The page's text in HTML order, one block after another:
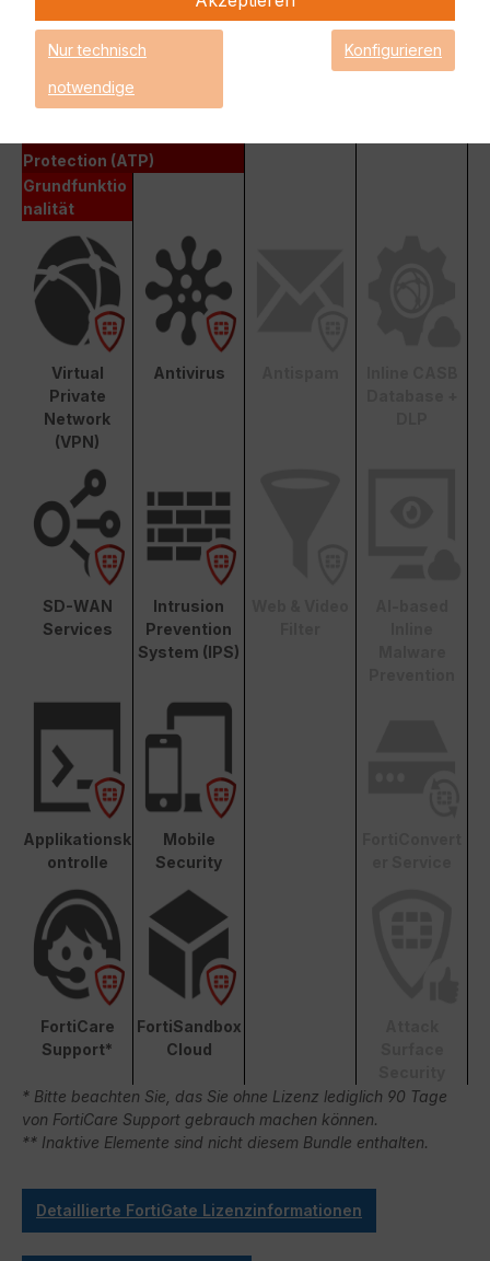
Fortinet Advanced Threat Protection (ATP)
Enterprise Protection
Unified Threat Protection (UTP)
Protection (ATP)
Grundfunktio
nalität
Virtual
Private
Network
(VPN)
Antivirus
SD-WAN
Services
Intrusion
Prevention
System (IPS)
Applikationsk
ontrolle
Mobile
Security
FortiCare
Support*
FortiSandbox
Cloud
* Bitte beachten Sie, das Sie ohne Lizenz lediglich 90 Tage
von FortiCare Support gebrauch machen können.
** Inaktive Elemente sind nicht diesem Bundle enthalten.
Detaillierte FortiGate Lizenzinformationen
Nur technisch
notwendige
Konfigurieren